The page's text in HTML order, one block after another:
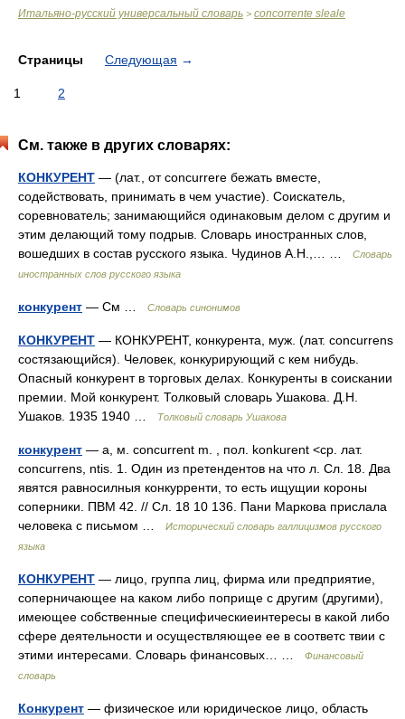
Итальяно-русский универсальный словарь > concorrente sleale
Страницы Следующая →
1 2
См. также в других словарях:
КОНКУРЕНТ — (лат., от concurrere бежать вместе,
содействовать, принимать в чем участие). Соискатель,
соревнователь; занимающийся одинаковым делом с другим и
этим делающий тому подрыв. Словарь иностранных слов,
вошедших в состав русского языка. Чудинов А.Н.,… …
Словарь
иностранных слов русского языка
конкурент — См … Словарь синонимов
КОНКУРЕНТ — КОНКУРЕНТ, конкурента, муж. (лат. concurrens
состязающийся). Человек, конкурирующий с кем нибудь.
Опасный конкурент в торговых делах. Конкуренты в соискании
премии. Мой конкурент. Толковый словарь Ушакова. Д.Н.
Ушаков. 1935 1940 …
Толковый словарь Ушакова
конкурент — а, м. concurrent m. , пол. konkurent <ср. лат.
concurrens, ntis. 1. Один из претендентов на что л. Сл. 18. Два
явятся равносилныя конкурренти, то есть ищущии короны
соперники. ПВМ 42. // Сл. 18 10 136. Пани Маркова прислала
человека с письмом …
Исторический словарь галлицизмов русского
языка
КОНКУРЕНТ — лицо, группа лиц, фирма или предприятие,
соперничающее на каком либо поприще с другим (другими),
имеющее собственные специфическиеинтересы в какой либо
сфере деятельности и осуществляющее ее в соответс твии с
этими интересами. Словарь финансовых… …
Финансовый
словарь
Конкурент — физическое или юридическое лицо, область